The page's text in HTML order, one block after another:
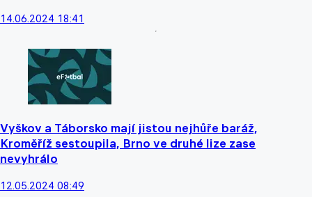
14.06.2024 18:41
Vyškov a Táborsko mají jistou nejhůře baráž,
Kroměříž sestoupila, Brno ve druhé lize zase
nevyhrálo
12.05.2024 08:49